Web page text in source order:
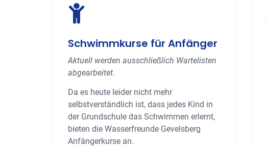
Schwimmkurse für Anfänger
Aktuell werden ausschließlich Wartelisten
abgearbeitet.
Da es heute leider nicht mehr
selbstverständlich ist, dass jedes Kind in
der Grundschule das Schwimmen erlernt,
bieten die Wasserfreunde Gevelsberg
Anfängerkurse an.